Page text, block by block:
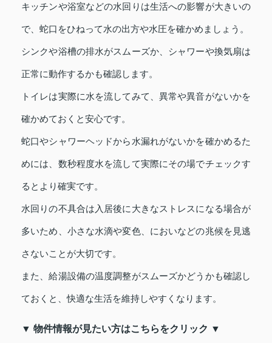
キッチンや浴室などの水回りは生活への影響が大きいの
で、蛇口をひねって水の出方や水圧を確かめましょう。
シンクや浴槽の排水がスムーズか、シャワーや換気扇は
正常に動作するかも確認します。
トイレは実際に水を流してみて、異常や異音がないかを
確かめておくと安心です。
蛇口やシャワーヘッドから水漏れがないかを確かめるた
めには、数秒程度水を流して実際にその場でチェックす
るとより確実です。
水回りの不具合は入居後に大きなストレスになる場合が
多いため、小さな水滴や変色、においなどの兆候を見逃
さないことが大切です。
また、給湯設備の温度調整がスムーズかどうかも確認し
ておくと、快適な生活を維持しやすくなります。
▼ 物件情報が見たい方はこちらをクリック ▼